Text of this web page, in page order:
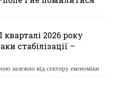
2026 року
стабілізації –
залежно від сектору економіки